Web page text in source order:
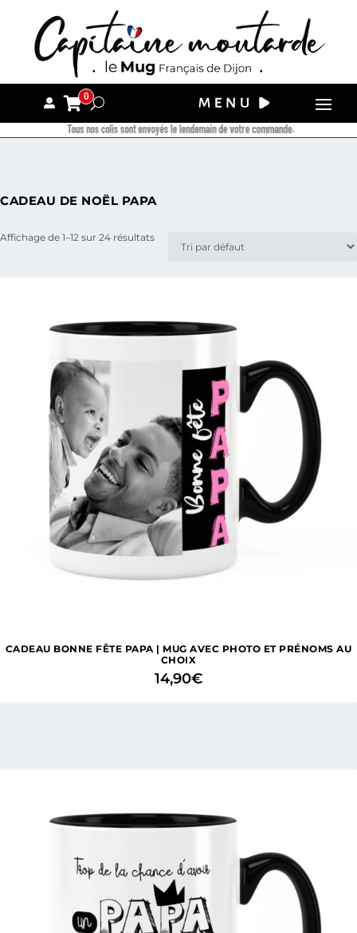
0
Tous nos colis sont envoyés le lendemain de votre commande.
CADEAU DE NOËL PAPA
Affichage de 1–12 sur 24 résultats
CADEAU BONNE FÊTE PAPA | MUG AVEC PHOTO ET PRÉNOMS AU
CHOIX
14,90€